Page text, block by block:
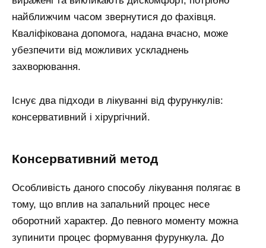
найближчим часом звернутися до фахівця.
Кваліфікована допомога, надана вчасно, може
убезпечити від можливих ускладнень
захворювання.
Існує два підходи в лікуванні від фурункулів:
консервативний і хірургічний.
Консервативний метод
Особливість даного способу лікування полягає в
тому, що вплив на запальний процес несе
оборотний характер. До певного моменту можна
зупинити процес формування фурункула. До